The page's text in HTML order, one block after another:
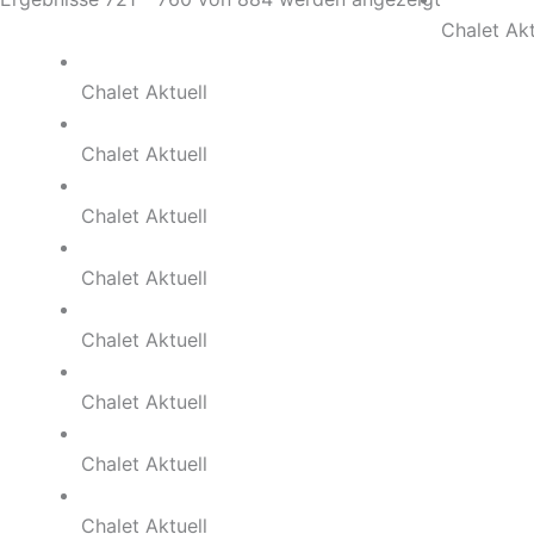
Chalet
Chalet Aktuell
Chalet Aktuell
Chalet Aktuell
Chalet Aktuell
Chalet Aktuell
Chalet Aktuell
Chalet Aktuell
Chalet Aktuell